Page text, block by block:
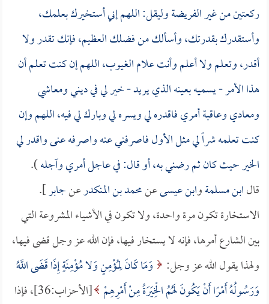
ركعتين من غير الفريضة وليقل: اللهم إني أستخيرك بعلمك،
وأستقدرك بقدرتك، وأسألك من فضلك العظيم، فإنك تقدر ولا
أقدر، وتعلم ولا أعلم وأنت علام الغيوب، اللهم إن كنت تعلم أن
هذا الأمر - يسميه بعينه الذي يريد - خير لي في ديني ومعاشي
ومعادي وعاقبة أمري فاقدره لي ويسره لي وبارك لي فيه، اللهم وإن
كنت تعلمه شراً لي مثل الأول فاصرفني عنه واصرفه عنى واقدر لي
الخير حيث كان ثم رضني به، أو قال: في عاجل أمري وآجله).
قالابن مسلمةوابن عيسىعنمحمد بن المنكدرعنجابر].
الاستخارة تكون مرة واحدة، ولا تكون في الأشياء المشروعة التي
بين الشارع أمرها، فإنه لا يستخار فيها، فإن الله عز وجل قضى فيها،
ولهذا يقول الله عز وجل:
وَمَا كَانَ لِمُؤْمِنٍ وَلا مُؤْمِنَةٍ إِذَا قَضَى اللَّهُ
وَرَسُولُهُ أَمْرًا أَنْ يَكُونَ لَهُمُ الْخِيَرَةُ مِنْ أَمْرِهِمْ
[الأحزاب:36]، فإذا